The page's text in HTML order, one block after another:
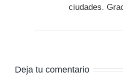
ciudades.
Deja tu comentario